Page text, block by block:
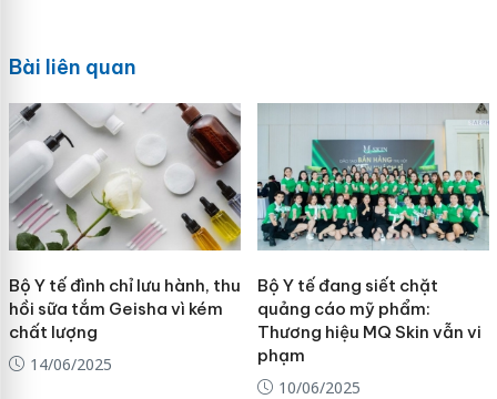
Bài liên quan
Bộ Y tế đình chỉ lưu hành, thu
hồi sữa tắm Geisha vì kém
chất lượng
14/06/2025
Bộ Y tế đang siết chặt
quảng cáo mỹ phẩm:
Thương hiệu MQ Skin vẫn vi
phạm
10/06/2025